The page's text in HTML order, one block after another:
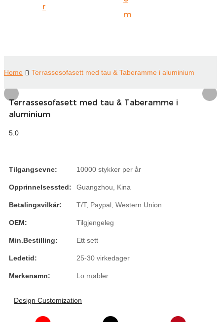
Polski
Tiếng Việt
Af Soomaali
r
m
Home Terrassesofasett med tau & Taberamme i aluminium
Terrassesofasett med tau & Taberamme i
aluminium
5.0
Tilgangsevne: 10000 stykker per år
Opprinnelsessted: Guangzhou, Kina
Betalingsvilkår: T/T, Paypal, Western Union
OEM: Tilgjengeleg
Min.bestilling: Ett sett
Ledetid: 25-30 virkedager
Merkenamn: Lo møbler
Design Customization